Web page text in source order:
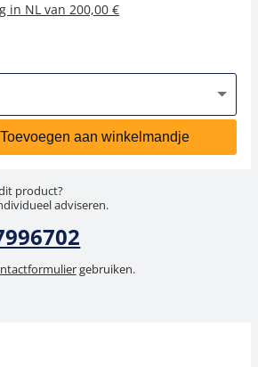
in NL van 200,00 €
Toevoegen aan winkelmandje
product?
adviseren.
gebruiken.